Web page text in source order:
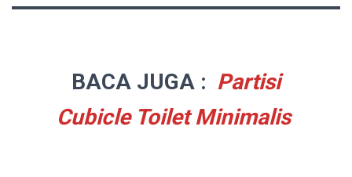
BACA JUGA : Partisi
Cubicle Toilet Minimalis